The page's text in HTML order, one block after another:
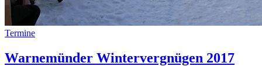
Termine
Warnemünder Wintervergnügen 2017